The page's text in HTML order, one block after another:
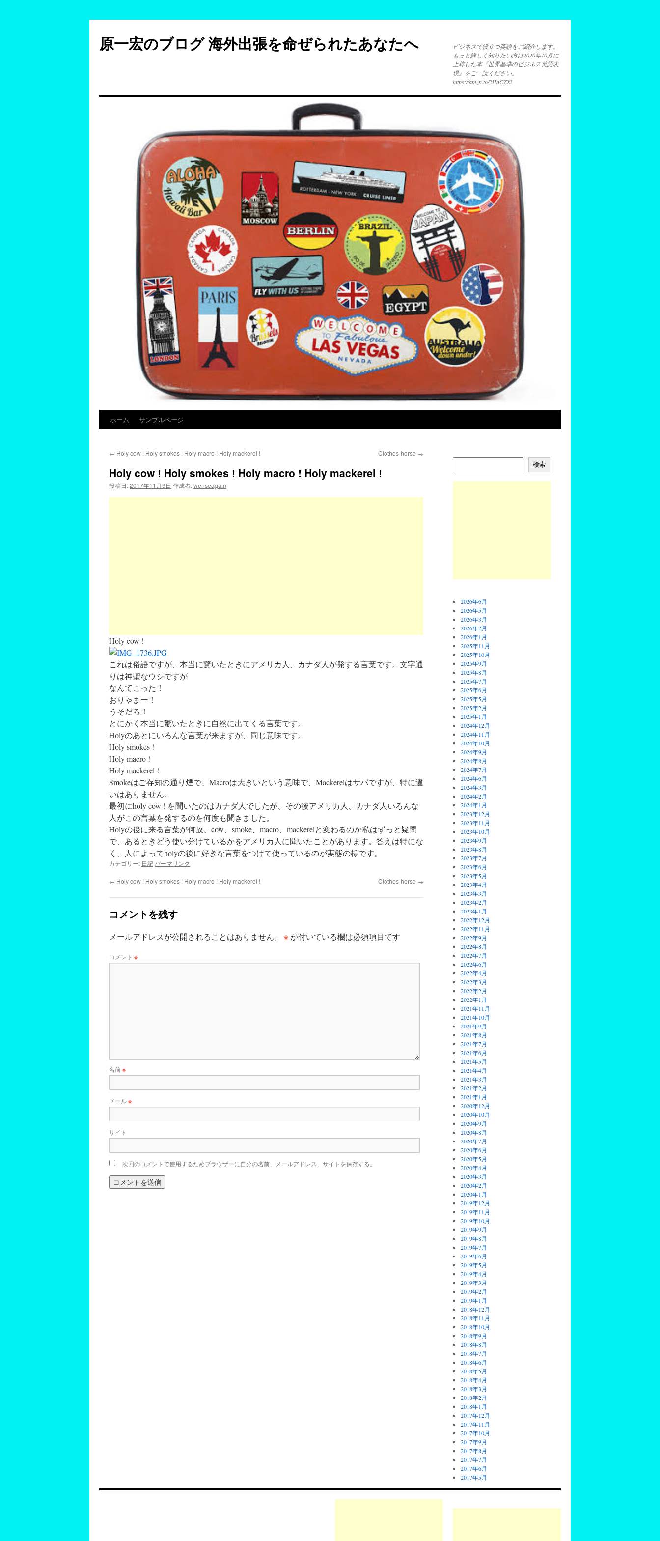
テ
ン
ッ
原一宏のブログ 海外出張を命ぜられたあなたへ
ビジネスで役立つ英語をご紹介します。
もっと詳しく知りたい方は2020年10月に
上梓した本『世界基準のビジネス英語表
現』をご一読ください。
https://amzn.to/2HnCZXi
ホーム サンプルページ
← Holy cow ! Holy smokes ! Holy macro ! Holy mackerel ! Clothes-horse →
Holy cow ! Holy smokes ! Holy macro ! Holy mackerel !
投稿日:2017年11月9日 作成者:weriseagain
Holy cow !
これは俗語ですが、 本当に驚いたときにアメリカ人、カナダ人が発する言葉です。文字通
りは神聖なウシですが
なんてこった！
おりゃまー！
うそだろ！
とにかく本当に驚いたときに自然に出てくる言葉です。
Holyのあとにいろんな言葉が来ますが、同じ意味です。
Holy smokes !
Holy macro !
Holy mackerel !
Smokeはご存知の通り煙で、Macroは大きいという意味で、Mackerelはサバですが、特に違
いはありません。
最初にholy cow ! を聞いたのはカナダ人でしたが、その後アメリカ人、カナダ人いろんな
人がこの言葉を発するのを何度も聞きました。
Holyの後に来る言葉が何故、cow、smoke、macro、mackerelと変わるのか私はずっと疑問
で、あるときどう使い分けているかをアメリカ人に聞いたことがあります。答えは特にな
く、人によってholyの後に好きな言葉をつけて使っているのが実態の様です。
カテゴリー: 日記 パーマリンク
← Holy cow ! Holy smokes ! Holy macro ! Holy mackerel ! Clothes-horse →
コメントを残す
メールアドレスが公開されることはありません。 ※ が付いている欄は必須項目です
コメント ※
名前※
メール※
サイト
次回のコメントで使用するためブラウザーに自分の名前、メールアドレス、サイトを保存する。
検索
2026年6月
2026年5月
2026年3月
2026年2月
2026年1月
2025年11月
2025年10月
2025年9月
2025年8月
2025年7月
2025年6月
2025年5月
2025年2月
2025年1月
2024年12月
2024年11月
2024年10月
2024年9月
2024年8月
2024年7月
2024年6月
2024年3月
2024年2月
2024年1月
2023年12月
2023年11月
2023年10月
2023年9月
2023年8月
2023年7月
2023年6月
2023年5月
2023年4月
2023年3月
2023年2月
2023年1月
2022年12月
2022年11月
2022年9月
2022年8月
2022年7月
2022年6月
2022年4月
2022年3月
2022年2月
2022年1月
2021年11月
2021年10月
2021年9月
2021年8月
2021年7月
2021年6月
2021年5月
2021年4月
2021年3月
2021年2月
2021年1月
2020年12月
2020年10月
2020年9月
2020年8月
2020年7月
2020年6月
2020年5月
2020年4月
2020年3月
2020年2月
2020年1月
2019年12月
2019年11月
2019年10月
2019年9月
2019年8月
2019年7月
2019年6月
2019年5月
2019年4月
2019年3月
2019年2月
2019年1月
2018年12月
2018年11月
2018年10月
2018年9月
2018年8月
2018年7月
2018年6月
2018年5月
2018年4月
2018年3月
2018年2月
2018年1月
2017年12月
2017年11月
2017年10月
2017年9月
2017年8月
2017年7月
2017年6月
2017年5月